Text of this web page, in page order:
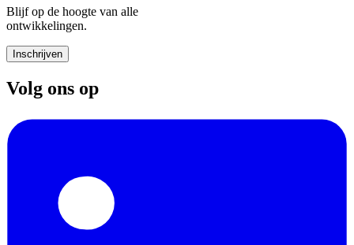
Blijf op de hoogte van alle
ontwikkelingen.
Inschrijven
Volg ons op